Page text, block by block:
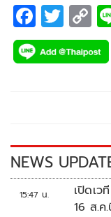
F
ac
e
k
T
wi
tt
C
o
p
k
NEWS
15:47 น.
เปิดเว
16 ส.ค